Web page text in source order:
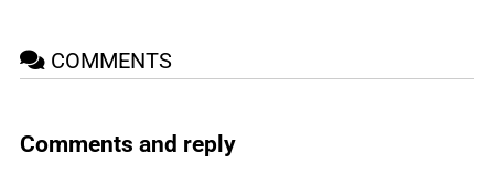
COMMENTS
Comments and reply